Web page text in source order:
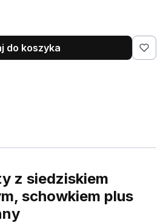
do koszyka
z siedziskiem
schowkiem plus